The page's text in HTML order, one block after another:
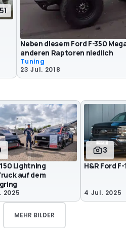
Neben diesem Ford F-350
anderen Raptoren niedlich
Tuning
23 Jul. 2018
Lightning
auf dem
2025
3
H&R Ford
4 Jul. 2025
MEHR BILDER